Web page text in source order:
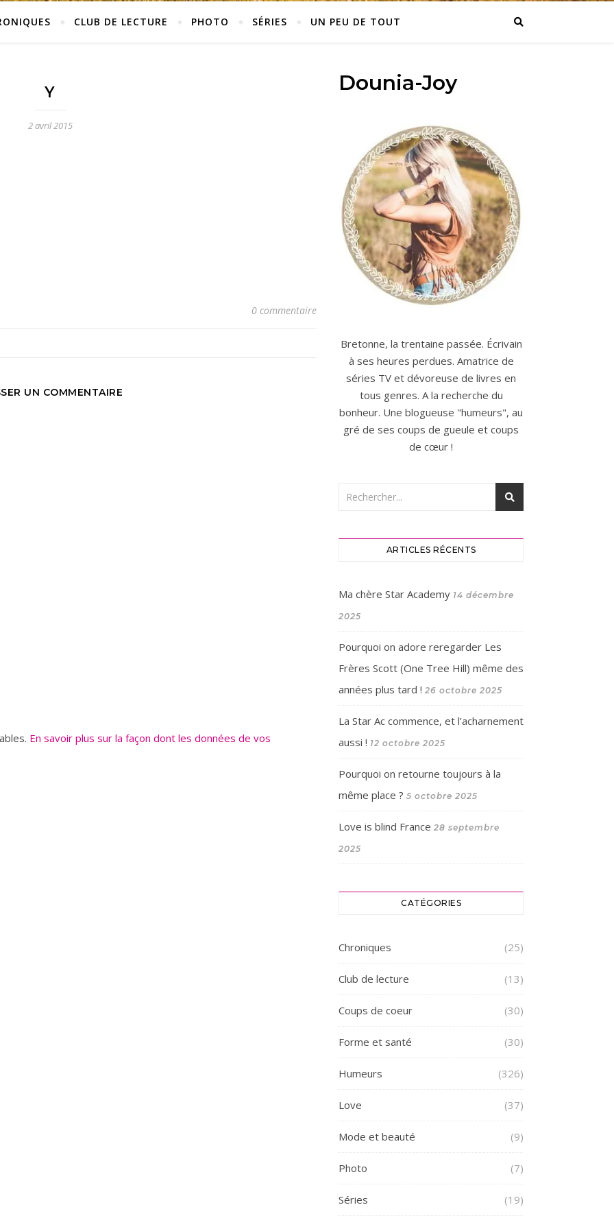
CLUB DE LECTURE PHOTO SÉRIES UN PEU DE TOUT
Y
2 avril 2015
0 commentaire
UN COMMENTAIRE
En savoir plus sur la façon dont les données de vos
Dounia-Joy
Bretonne, la trentaine passée. Écrivain
à ses heures perdues. Amatrice de
séries TV et dévoreuse de livres en
tous genres. A la recherche du
bonheur. Une blogueuse "humeurs", au
gré de ses coups de gueule et coups
de cœur !
ARTICLES RÉCENTS
Ma chère Star Academy 14 décembre
2025
Pourquoi on adore reregarder Les
Frères Scott (One Tree Hill) même des
années plus tard ! 26 octobre 2025
La Star Ac commence, et l’acharnement
aussi ! 12 octobre 2025
Pourquoi on retourne toujours à la
même place ? 5 octobre 2025
Love is blind France 28 septembre
2025
CATÉGORIES
Chroniques (25)
Club de lecture (13)
Coups de coeur (30)
Forme et santé (30)
Humeurs (326)
Love (37)
Mode et beauté (9)
Photo (7)
Séries (19)